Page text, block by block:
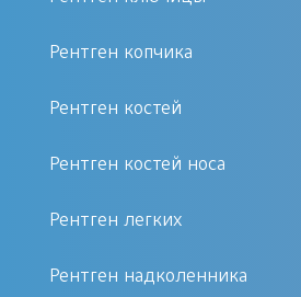
опасности.
Как делают рентген руки
Выполнение
требует. Снимок
Рентген копчика
Рентген костей
Рентген костей носа
Рентген легких
Рентген надколенника